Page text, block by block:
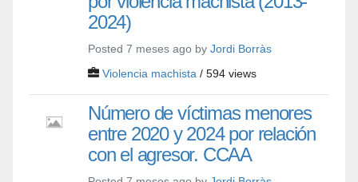
2024)
Posted 7 meses ago by Jordi Borràs
Violencia machista / 594 views
Número de víctimas menores
entre 2020 y 2024 por relación
con el agresor. CCAA